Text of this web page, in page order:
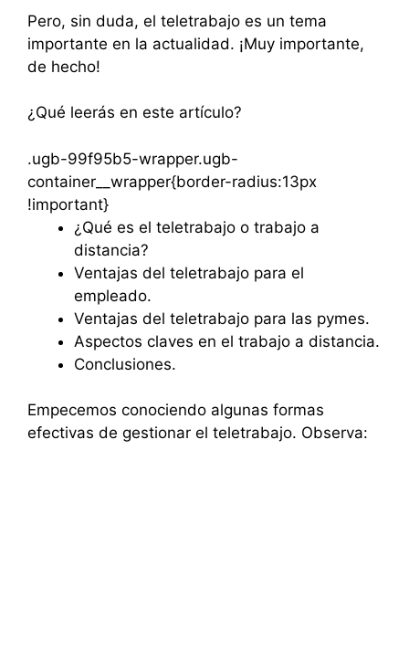
Pero, sin duda, el teletrabajo es un tema
importante en la actualidad. ¡Muy importante,
de hecho!
¿Qué leerás en este artículo?
.ugb-99f95b5-wrapper.ugb-
container__wrapper{border-radius:13px
!important}
¿Qué es el teletrabajo o trabajo a
distancia?
Ventajas del teletrabajo para el
empleado.
Ventajas del teletrabajo para las pymes.
Aspectos claves en el trabajo a distancia.
Conclusiones.
Empecemos conociendo algunas formas
efectivas de gestionar el teletrabajo. Observa: